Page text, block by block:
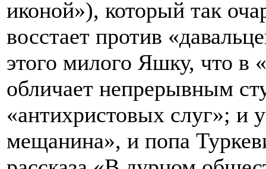
иконой»), который так
восстает против
этого милого Яшку, что в
обличает непрерывным
«антихристовых слуг»; и
мещанина», и попа